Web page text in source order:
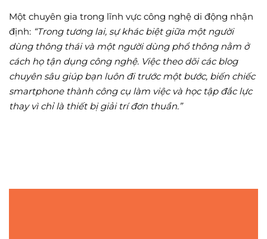
Một chuyên gia trong lĩnh vực công nghệ di động nhận
định: “Trong tương lai, sự khác biệt giữa một người
dùng thông thái và một người dùng phổ thông nằm ở
cách họ tận dụng công nghệ. Việc theo dõi các blog
chuyên sâu giúp bạn luôn đi trước một bước, biến chiếc
smartphone thành công cụ làm việc và học tập đắc lực
thay vì chỉ là thiết bị giải trí đơn thuần.”